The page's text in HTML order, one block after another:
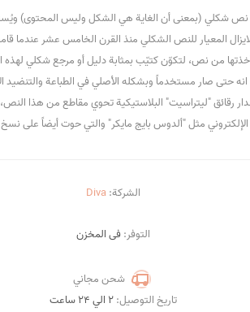
نص شكلي (بمعنى أن الغاية هي الشكل وليس المحتوى)
المعيار للنص الشكلي منذ القرن الخامس عشر
من نص، لتكوّن كتيّب بمثابة دليل أو مرجع شكلي
حتى صار مستخدماً وبشكله الأصلي في الطباعة والتنضيد
رقائق "ليتراسيت" البلاستيكية تحوي مقاطع من هذا
الإلكتروني مثل "ألدوس بايج مايكر" والتي حوت أيضاً على
الشركة: Diva
التوفر: فى المخزن
شحن مجاني
تاريخ التوصيل: 2 الي 24 ساعت